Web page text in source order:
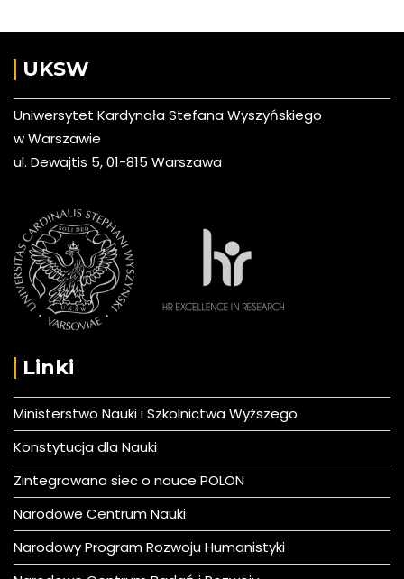
UKSW
Uniwersytet Kardynała Stefana Wyszyńskiego
w Warszawie
ul. Dewajtis 5, 01-815 Warszawa
Linki
Ministerstwo Nauki i Szkolnictwa Wyższego
Konstytucja dla Nauki
Zintegrowana siec o nauce POLON
Narodowe Centrum Nauki
Narodowy Program Rozwoju Humanistyki